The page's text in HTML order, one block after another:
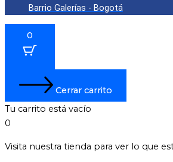
Barrio Galerías - Bogotá
0
Cerrar carrito
Tu carrito está vacío
0
Visita nuestra tienda para ver lo que